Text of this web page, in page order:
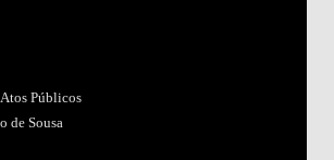
Públicos
de Sousa